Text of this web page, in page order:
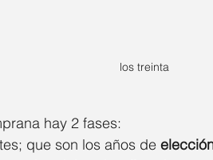
los treinta
hay 2 fases:
que son los años de